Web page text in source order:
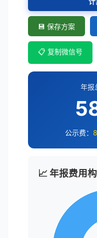
💾 保存方案
📋 复制微信号
年报
公示费：
📈 年报费用